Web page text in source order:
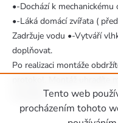
Tento web
procházením tohoto
•-Dochází k
•-Láká domácí zvířata (
Zadržuje vodu •-Vytváří
doplňovat.
Po realizaci montáže
montáže.
Zápatí